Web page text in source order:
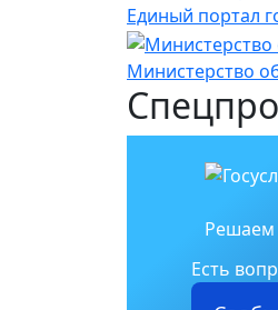
Единый портал
Министерство
Решаем
Есть